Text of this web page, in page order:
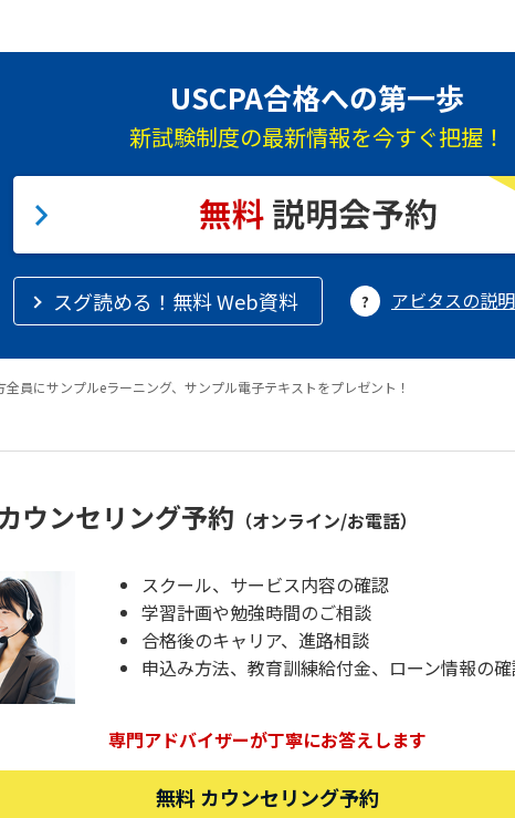
USCPA合格への第一歩
新試験制度の最新情報を今すぐ把握！
スグ読める！無料 Web資料 アビタスの説
員にサンプルeラーニング、サンプル電子テキストをプレゼント！
ウンセリング予約 （オンライン/お電話）
スクール、サービス内容の確認
学習計画や勉強時間のご相談
合格後のキャリア、進路相談
申込み方法、教育訓練給付金、ローン情報の
専門アドバイザーが丁寧にお答えします
無料 カウンセリング予約